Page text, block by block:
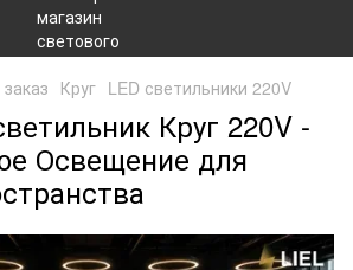
Круг LED светильники 220V
Круг 220V -
Освещение для